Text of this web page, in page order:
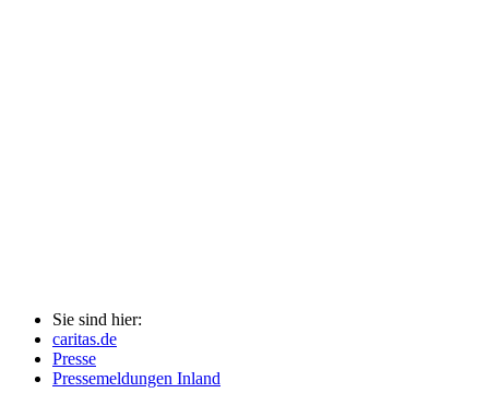
Sie sind hier:
caritas.de
Presse
Pressemeldungen Inland